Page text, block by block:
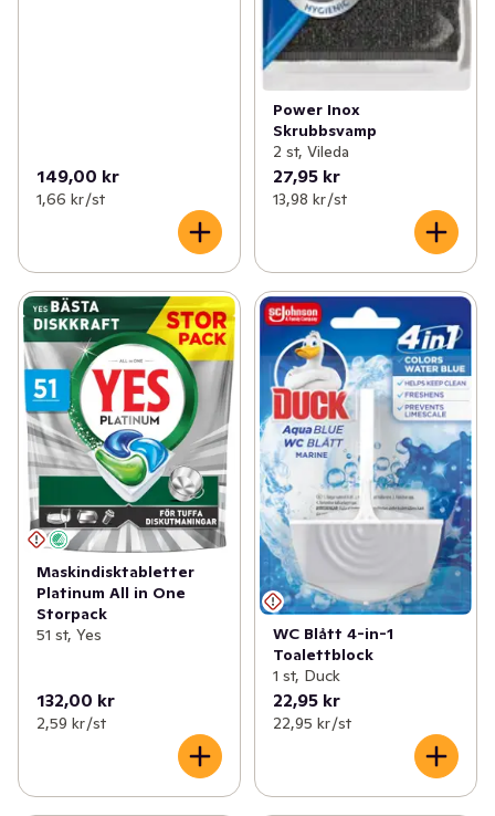
149,00 kr
1,66 kr /st
Power Inox
Skrubbsvamp
2 st, Vileda
27,95 kr
13,98 kr /st
Maskindisktabletter
Platinum All in One
Storpack
51 st, Yes
132,00 kr
2,59 kr /st
WC Blått 4-in-1
Toalettblock
1 st, Duck
22,95 kr
22,95 kr /st